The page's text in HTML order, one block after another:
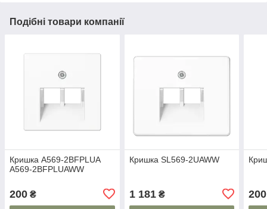
Подібні товари компанії
Кришка A569-2BFPLUA
A569-2BFPLUAWW
200 ₴
Кришка SL569-2UAWW
1 181₴ 200